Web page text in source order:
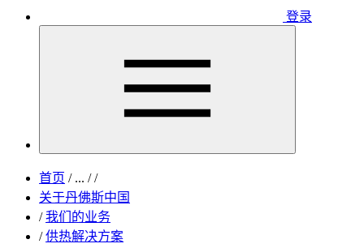
登录
首页 /... / /
关于丹佛斯中国
/ 我们的业务
/ 供热解决方案